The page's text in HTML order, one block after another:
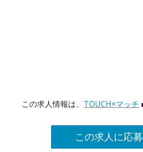
この求人情報は、 TOUCH×マッチ
この求人に応募